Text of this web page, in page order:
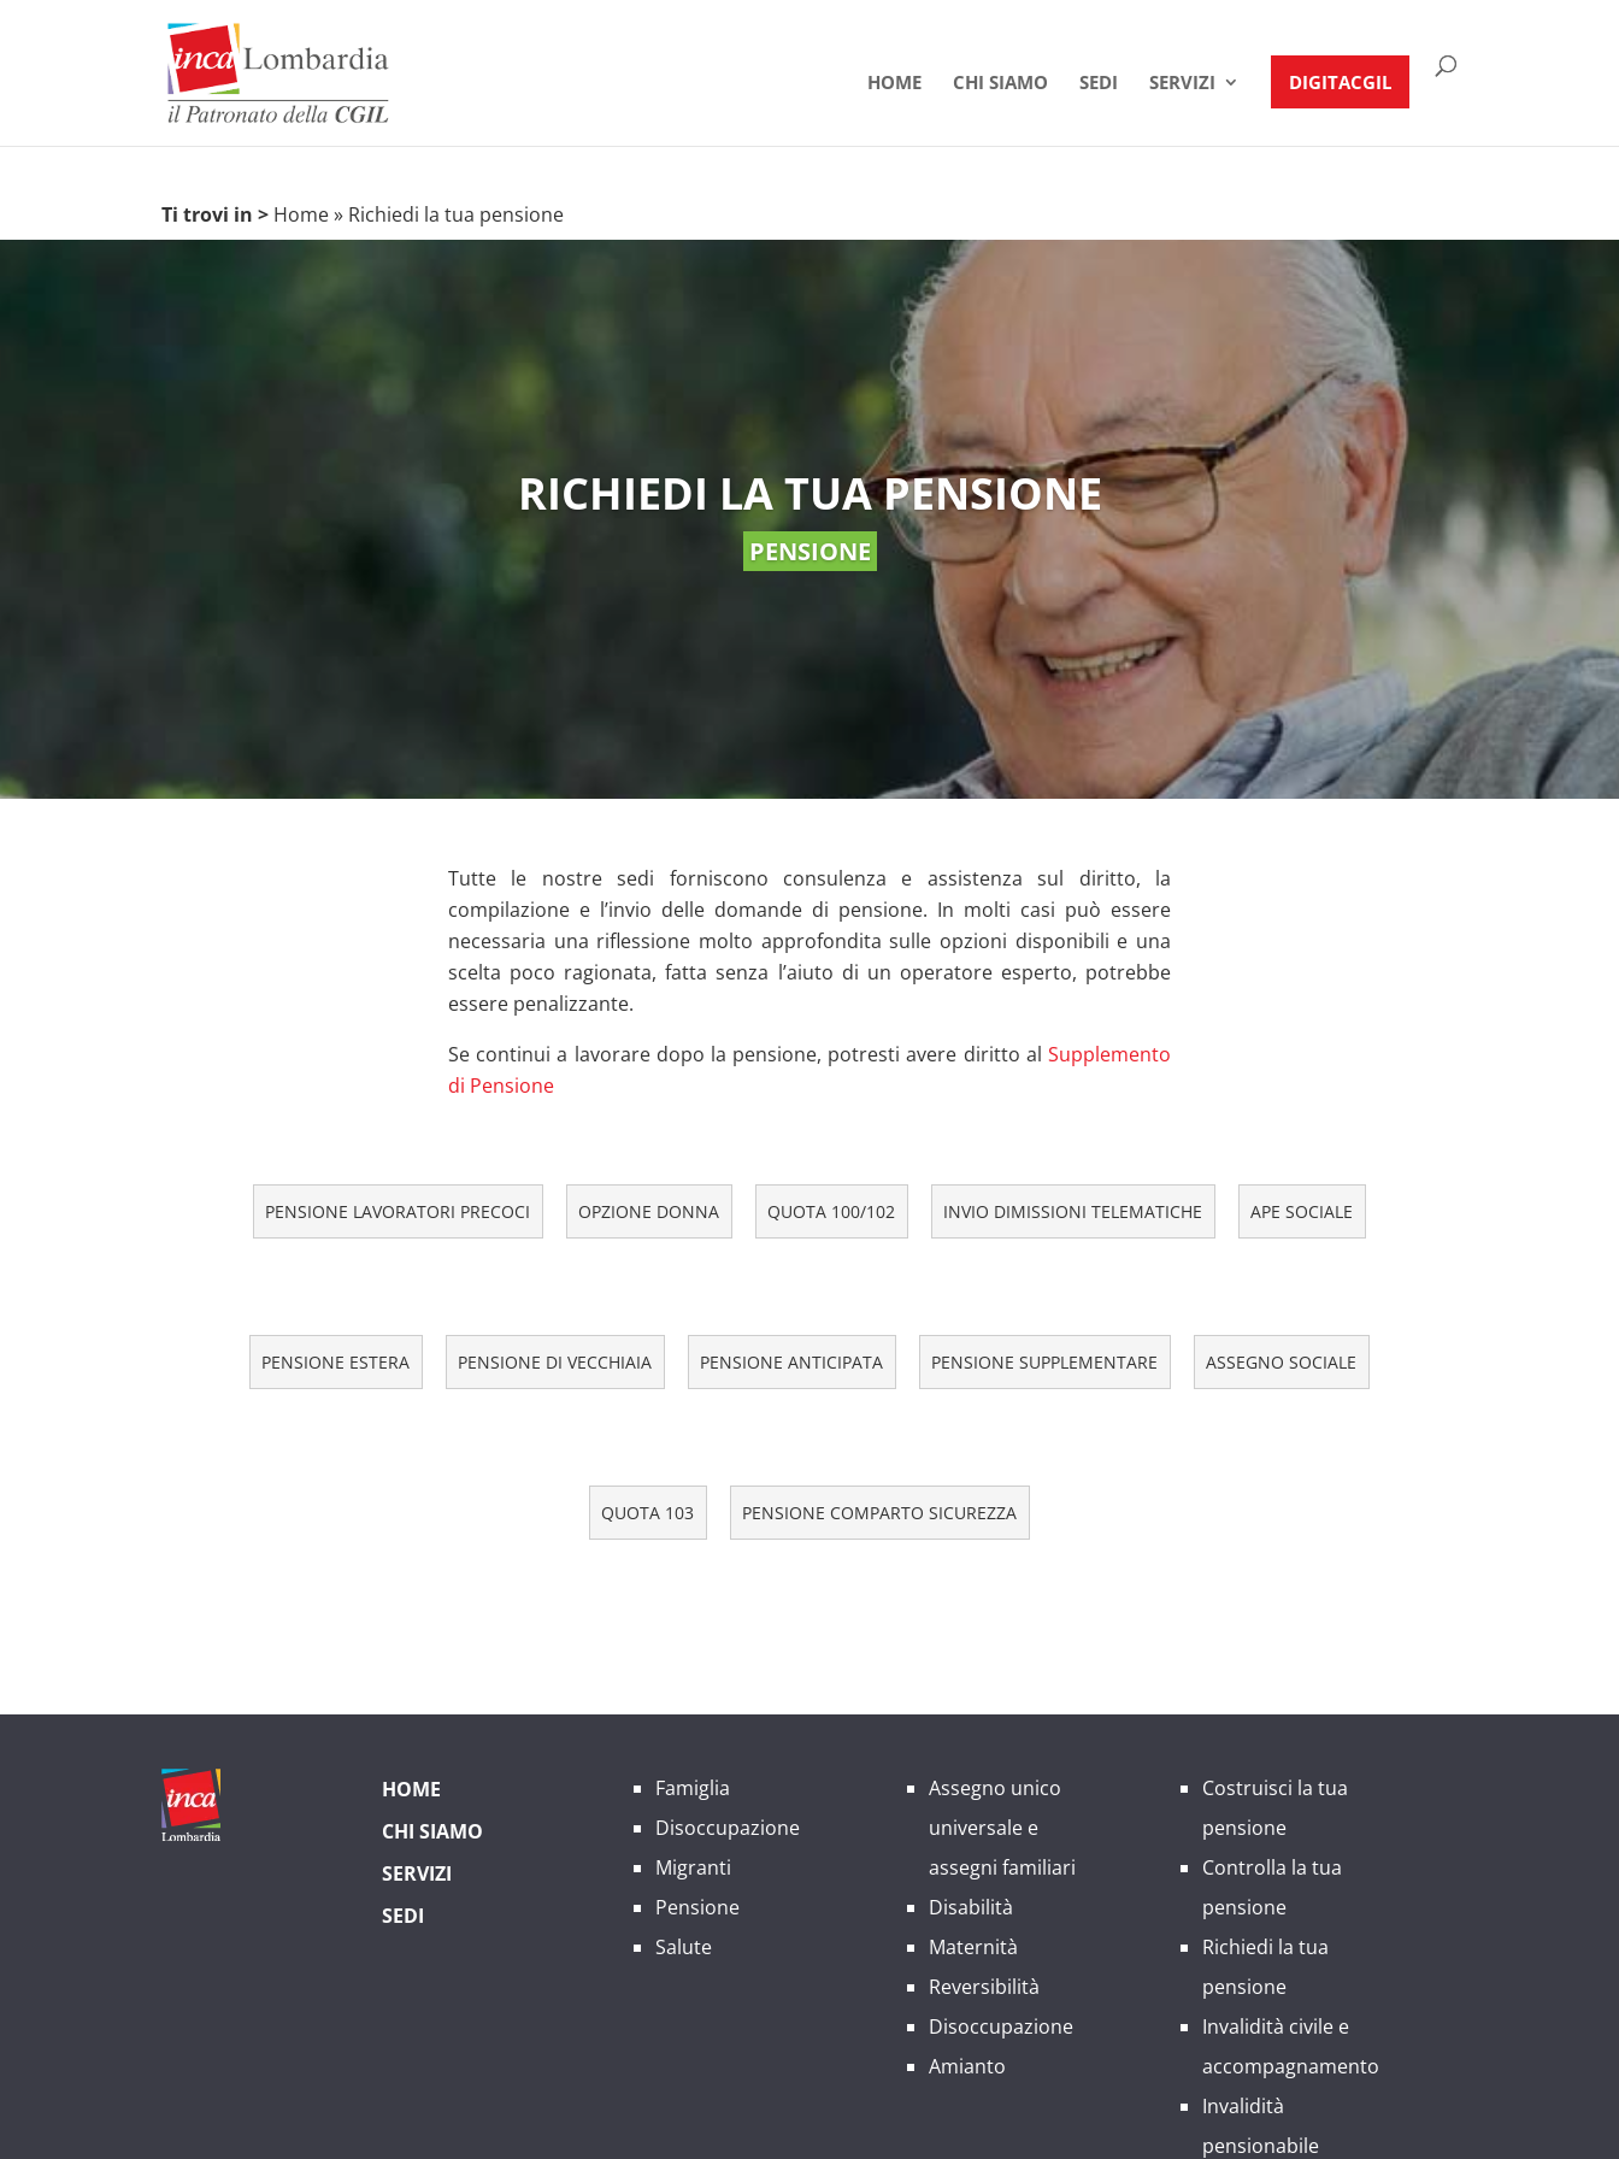
HOME CHI SIAMO SEDI SERVIZI DIGITACGIL
Ti trovi in > Home» Richiedi la tua pensione
RICHIEDI LA TUA PENSIONE
PENSIONE
Tutte le nostre sedi forniscono consulenza e assistenza sul diritto, la
compilazione e l’invio delle domande di pensione. In molti casi può essere
necessaria una riflessione molto approfondita sulle opzioni disponibili e una
scelta poco ragionata, fatta senza l’aiuto di un operatore esperto, potrebbe
essere penalizzante.
Se continui a lavorare dopo la pensione, potresti avere diritto al Supplemento
di Pensione
PENSIONE LAVORATORI PRECOCI OPZIONE DONNA QUOTA 100/102 INVIO DIMISSIONI TELEMATICHE APE SOCIALE
PENSIONE ESTERA PENSIONE DI VECCHIAIA PENSIONE ANTICIPATA PENSIONE SUPPLEMENTARE ASSEGNO SOCIALE
QUOTA 103 PENSIONE COMPARTO SICUREZZA
HOME
CHI SIAMO
SERVIZI
SEDI
Famiglia
Disoccupazione
Migranti
Pensione
Salute
Assegno unico
universale e
assegni familiari
Disabilità
Maternità
Reversibilità
Disoccupazione
Amianto
Costruisci la tua
pensione
Controlla la tua
pensione
Richiedi la tua
pensione
Invalidità civile e
accompagnamento
Invalidità
pensionabile